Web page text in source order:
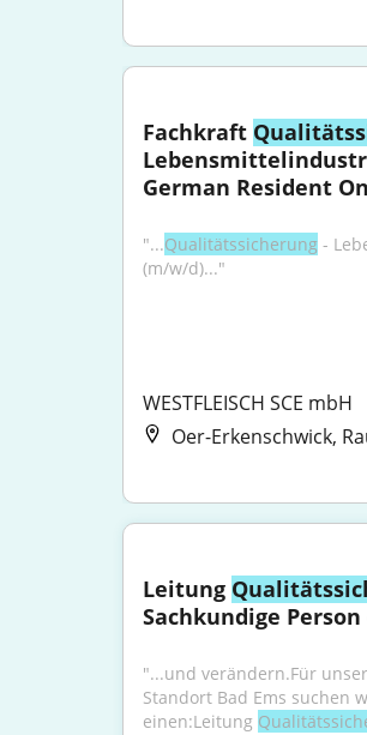
Fachkraft
German Resident
"...Qualitätssicherung -
(m/w/d)..."
WESTFLEISCH SCE mbH
Oer-Erkenschwick,
Leitung
Sachkundige
"...und verändern.Für
Standort Bad Ems suchen
einen:Leitung